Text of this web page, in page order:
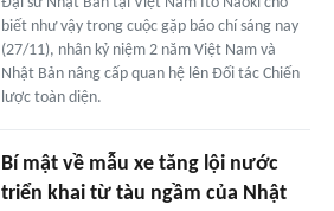
biết như vậy trong cuộc gặp báo chí sáng nay
(27/11), nhân kỷ niệm 2 năm Việt Nam và
Nhật Bản nâng cấp quan hệ lên Đối tác Chiến
lược toàn diện.
Bí mật về mẫu xe tăng lội nước
triển khai từ tàu ngầm của Nhật